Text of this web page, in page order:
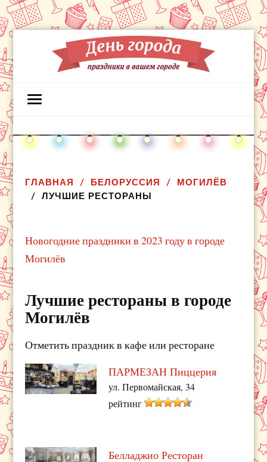
ГЛАВНАЯ БЕЛОРУССИЯ
МОГИЛЁВ
ЛУЧШИЕ РЕСТОРАНЫ
Новогодние праздники в 2023 году в городе
Могилёв
Лучшие рестораны в городе
Могилёв
Отметить праздник в кафе или ресторане
ПАРМЕЗАН Пиццерия
ул. Первомайская, 34
рейтинг
Белладжио Ресторан